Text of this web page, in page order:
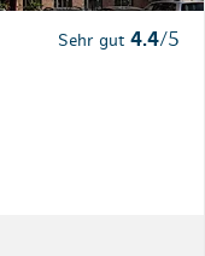
Sehr gut4.4/5